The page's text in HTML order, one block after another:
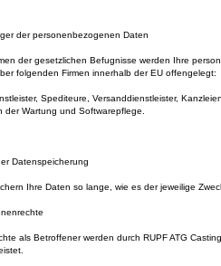
der personenbezogenen Daten
der gesetzlichen Befugnisse werden Ihre
folgenden Firmen innerhalb der EU offengelegt:
Spediteure, Versanddienstleister,
der Wartung und Softwarepflege.
Datenspeicherung
Ihre Daten so lange, wie es der jeweilige
als Betroffener werden durch RUPF ATG